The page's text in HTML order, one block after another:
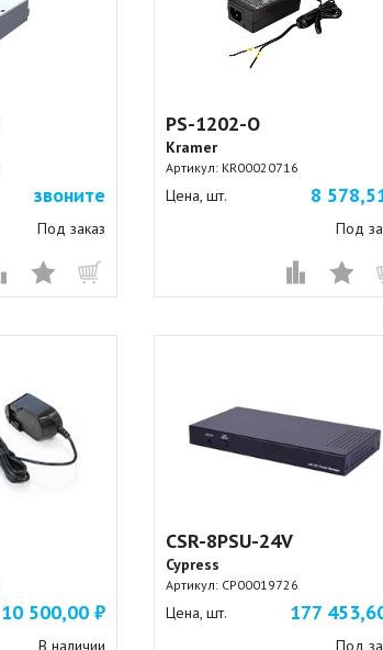
звоните
Под заказ
PS-1202-O
Kramer
Артикул: KR00020716
Цена, шт. 8
Под
10 500,00 ₽
В наличии
CSR-8PSU-24V
Cypress
Артикул: CP00019726
Цена, шт. 177
Под